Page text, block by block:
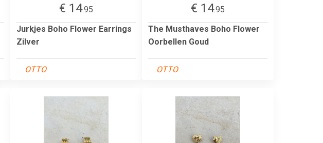
€ 14.95
Jurkjes Boho Flower Earrings
Zilver
OTTO
€ 14.95
The Musthaves Boho Flower
Oorbellen Goud
OTTO